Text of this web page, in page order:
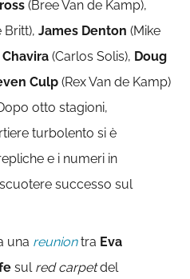
(Bree Van de Kamp),
Britt),James Denton (Mike
(Carlos Solis), Doug
Culp (Rex Van de Kamp)
otto stagioni,
turbolento si è
e i numeri in
successo sul
una reunion tra Eva
sul red carpetdel